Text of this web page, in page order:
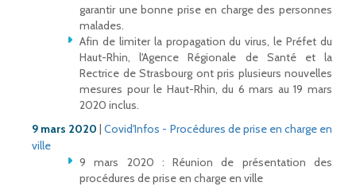
garantir une bonne prise en charge des personnes
malades.
Afin de limiter la propagation du virus, le Préfet du
Haut-Rhin, l'Agence Régionale de Santé et la
Rectrice de Strasbourg ont pris plusieurs nouvelles
mesures pour le Haut-Rhin, du 6 mars au 19 mars
2020 inclus.
9 mars 2020 |Covid'Infos - Procédures de prise en charge en
ville
9 mars 2020 : Réunion de présentation des
procédures de prise en charge en ville